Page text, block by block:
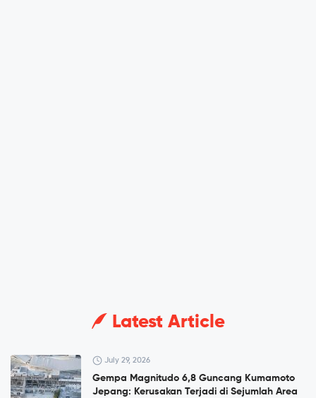
Latest Article
July 29, 2026
Gempa Magnitudo 6,8 Guncang Kumamoto
Jepang: Kerusakan Terjadi di Sejumlah Area